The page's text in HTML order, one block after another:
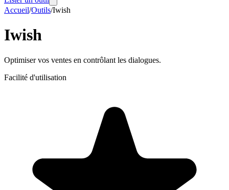
Accueil/Outils/Iwish
Iwish
Optimiser vos ventes en contrôlant les dialogues.
Facilité d'utilisation